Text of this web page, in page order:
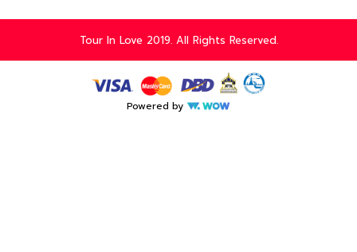
Tour In Love 2019. All Rights Reserved.
Powered by